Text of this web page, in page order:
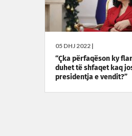
05 DHJ 2022 |
“Çka përfaqëson ky
duhet të shfaqet kaq
presidentja e vendit?”